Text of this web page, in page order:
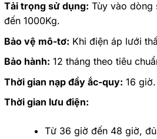
Tải trọng sử dụng: Tùy vào dòng
đến 1000Kg.
Bảo vệ mô-tơ: Khi điện áp lưới
Bảo hành: 12 tháng theo tiêu
Thời gian nạp đầy ắc-quy: 16 giờ.
Thời gian lưu điện:
Từ 36 giờ đến 48 giờ,